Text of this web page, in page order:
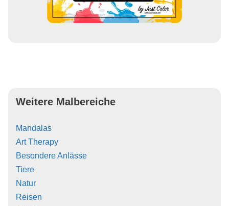
Weitere Malbereiche
Mandalas
Art Therapy
Besondere Anlässe
Tiere
Natur
Reisen